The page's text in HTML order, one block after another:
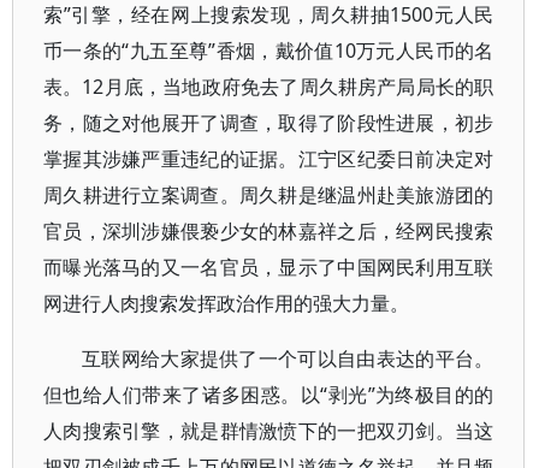
索”引擎，经在网上搜索发现，周久耕抽1500元人民
币一条的“九五至尊”香烟，戴价值10万元人民币的名
表。12月底，当地政府免去了周久耕房产局局长的职
务，随之对他展开了调查，取得了阶段性进展，初步
掌握其涉嫌严重违纪的证据。江宁区纪委日前决定对
周久耕进行立案调查。周久耕是继温州赴美旅游团的
官员，深圳涉嫌偎亵少女的林嘉祥之后，经网民搜索
而曝光落马的又一名官员，显示了中国网民利用互联
网进行人肉搜索发挥政治作用的强大力量。
互联网给大家提供了一个可以自由表达的平台。
但也给人们带来了诸多困惑。以“剥光”为终极目的的
人肉搜索引擎，就是群情激愤下的一把双刃剑。当这